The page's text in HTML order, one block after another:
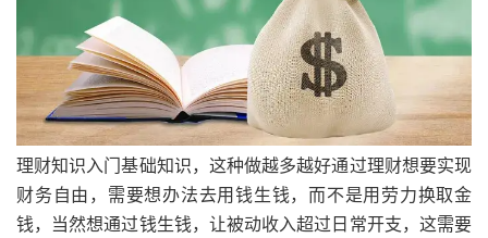
理财知识入门基础知识，这种做越多越好通过理财想要实现
财务自由，需要想办法去用钱生钱，而不是用劳力换取金
钱，当然想通过钱生钱，让被动收入超过日常开支，这需要